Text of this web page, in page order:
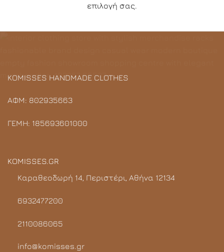
επιλογή σας.
KOMISSES HANDMADE CLOTHES
ΑΦΜ: 802935663
ΓΕΜΗ: 185693601000
KOMISSES.GR
Καραθεοδωρή 14, Περιστέρι, Αθήνα 12134
6932477200
2110086065
info@komisses.gr